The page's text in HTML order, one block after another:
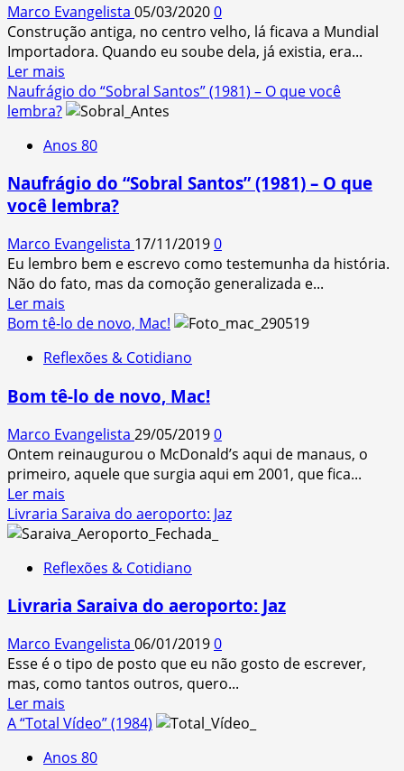
Marco Evangelista 05/03/20200
Construção antiga, no centro velho, lá ficava a Mundial
Importadora. Quando eu soube dela, já existia, era...
Ler mais
more
about
Importadora
Naufrágio do “Sobral Santos” (1981) – O que você
lembra?
Anos 80
Naufrágio do “Sobral Santos” (1981) – O que
você lembra?
Marco Evangelista 17/11/20190
Eu lembro bem e escrevo como testemunha da história.
Não do fato, mas da comoção generalizada e...
Ler mais
more
Naufrágio
“Sobral
(1981)
–
O
que
você
lembra?
Bom tê-lo de novo, Mac!
Reflexões & Cotidiano
Bom tê-lo de novo, Mac!
Marco Evangelista 29/05/20190
Ontem reinaugurou o McDonald’s aqui de manaus, o
primeiro, aquele que surgia aqui em 2001, que fica...
Ler mais
more
about
tê-
de
Mac!
Livraria Saraiva do aeroporto: Jaz
Reflexões & Cotidiano
Livraria Saraiva do aeroporto: Jaz
Marco Evangelista 06/01/20190
Esse é o tipo de posto que eu não gosto de escrever,
mas, como tantos outros, quero...
Ler mais
more
Livraria
A “Total Vídeo” (1984)
Anos 80